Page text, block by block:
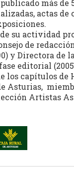
más de
actas de
su actividad
de
y Directora de
editorial
los capítulos
Asturias,
Artistas